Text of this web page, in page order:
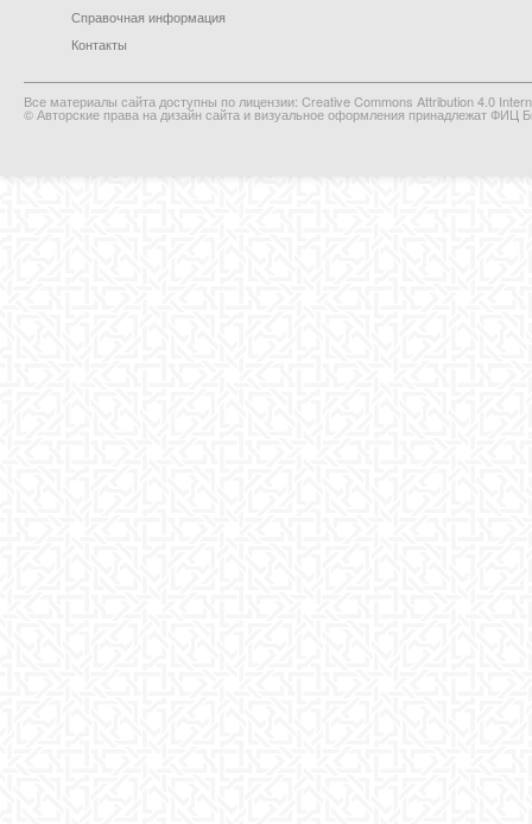
Справочная информация
Контакты
Все материалы сайта доступны по лицензии: Creative Commons Attribution 4.0
© Авторские права на дизайн сайта и визуальное оформления принадлежат ФИЦ